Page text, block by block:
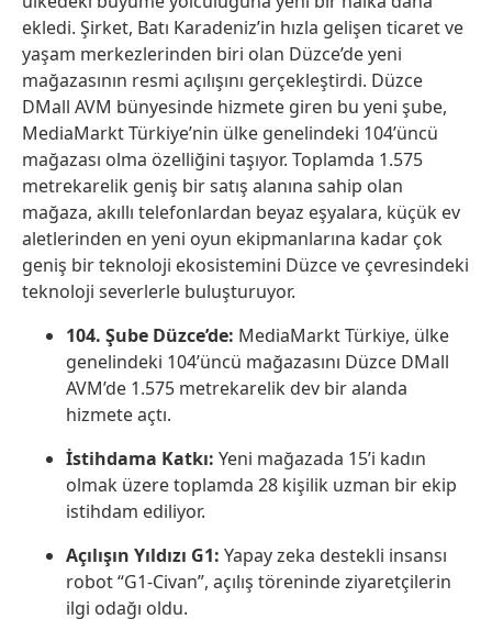
ekledi. Şirket, Batı Karadeniz’in hızla gelişen ticaret ve
yaşam merkezlerinden biri olan Düzce’de yeni
mağazasının resmi açılışını gerçekleştirdi. Düzce
DMall AVM bünyesinde hizmete giren bu yeni şube,
MediaMarkt Türkiye’nin ülke genelindeki 104’üncü
mağazası olma özelliğini taşıyor. Toplamda 1.575
metrekarelik geniş bir satış alanına sahip olan
mağaza, akıllı telefonlardan beyaz eşyalara, küçük ev
aletlerinden en yeni oyun ekipmanlarına kadar çok
geniş bir teknoloji ekosistemini Düzce ve çevresindeki
teknoloji severlerle buluşturuyor.
104. Şube Düzce’de: MediaMarkt Türkiye, ülke
genelindeki 104’üncü mağazasını Düzce DMall
AVM’de 1.575 metrekarelik dev bir alanda
hizmete açtı.
İstihdama Katkı: Yeni mağazada 15’i kadın
olmak üzere toplamda 28 kişilik uzman bir ekip
istihdam ediliyor.
Açılışın Yıldızı G1: Yapay zeka destekli insansı
robot “G1-Civan”, açılış töreninde ziyaretçilerin
ilgi odağı oldu.